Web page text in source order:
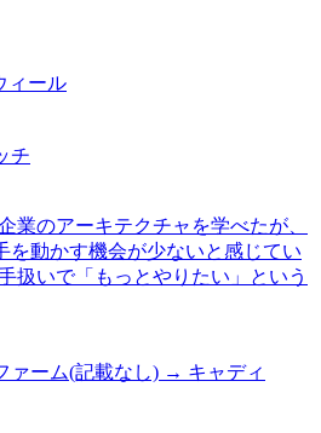
ィール
チ
業のアーキテクチャを学べたが、
を動かす機会が少ないと感じてい
扱いで「もっとやりたい」という
ァーム(記載なし) → キャディ